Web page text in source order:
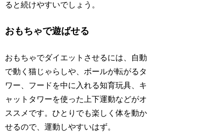
ると続けやすいでしょう。
おもちゃで遊ばせる
おもちゃでダイエットさせるには、自動
で動く猫じゃらしや、ボールが転がるタ
ワー、フードを中に入れる知育玩具、キ
ャットタワーを使った上下運動などがオ
ススメです。ひとりでも楽しく体を動か
せるので、運動しやすいはず。